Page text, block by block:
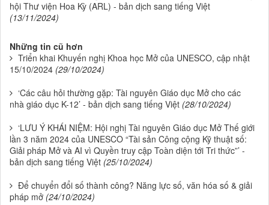
hội Thư viện Hoa Kỳ (ARL) - bản dịch sang tiếng Việt
(13/11/2024)
Những tin cũ hơn
Triển khai Khuyến nghị Khoa học Mở của UNESCO, cập nhật
15/10/2024 (29/10/2024)
‘Các câu hỏi thường gặp: Tài nguyên Giáo dục Mở cho các
nhà giáo dục K-12’ - bản dịch sang tiếng Việt (28/10/2024)
‘LƯU Ý KHÁI NIỆM: Hội nghị Tài nguyên Giáo dục Mở Thế giới
lần 3 năm 2024 của UNESCO “Tài sản Công cộng Kỹ thuật số:
Giải pháp Mở và AI vì Quyền truy cập Toàn diện tới Tri thức”’ -
bản dịch sang tiếng Việt (25/10/2024)
Để chuyển đổi số thành công? Năng lực số, văn hóa số & giải
pháp mở (24/10/2024)